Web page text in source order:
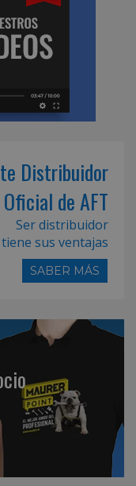
Distribuidor
Oficial de AFT
Ser distribuidor
tiene sus ventajas
SABER MÁS